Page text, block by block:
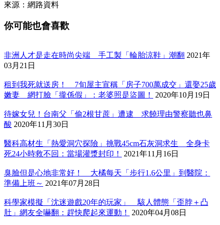
來源：網路資料
你可能也會喜歡
非洲人才是走在時尚尖端 手工製「輪胎涼鞋」潮翻 2021年
03月21日
租到我死就送房！ 7旬屋主宣稱「房子700萬成交」還娶25歲
嫩妻 網打臉「攏係假」：老婆照是盜圖！
2020年10月19日
待嫁女兒！台南父「偷2根甘蔗」遭逮 求饒理由警察聽也鼻
酸 2020年11月30日
醫科高材生「熱愛洞穴探險」挑戰45cm石灰洞求生 全身卡
死24小時救不回：當場灌漿封印！
2021年11月16日
臭臉但是心地非常好！ 大橘每天「步行1.6公里」到醫院：
準備上班～ 2021年07月28日
科學家模擬「沈迷遊戲20年的玩家」 駭人體態「歪脖＋凸
肚」網友全嚇翻：趕快爬起來運動！
2020年04月08日